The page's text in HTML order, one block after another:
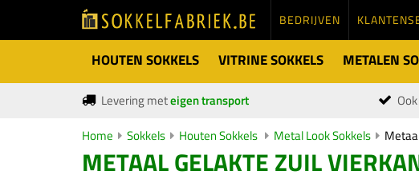
BEDRIJVEN
HOUTEN SOKKELS VITRINE SOKKELS METALEN
Levering meteigen transport Ook
Home
Sokkels Houten Sokkels Metal Look Sokkels
METAAL GELAKTE ZUIL